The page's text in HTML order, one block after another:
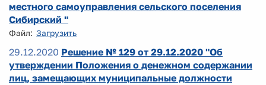
местного самоуправления сельского поселения
Сибирский "
Файл: Загрузить
29.12.2020 Решение № 129 от 29.12.2020 "Об
утверждении Положения о денежном содержании
лиц, замещающих муниципальные должности